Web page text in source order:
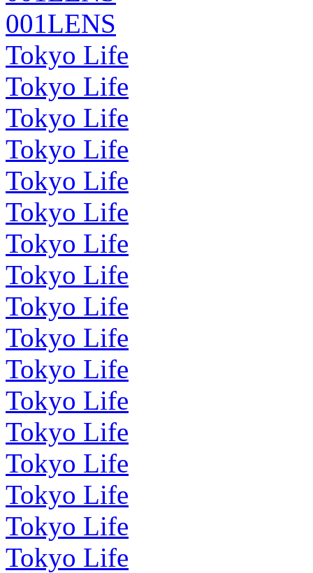
001LENS
Tokyo Life
Tokyo Life
Tokyo Life
Tokyo Life
Tokyo Life
Tokyo Life
Tokyo Life
Tokyo Life
Tokyo Life
Tokyo Life
Tokyo Life
Tokyo Life
Tokyo Life
Tokyo Life
Tokyo Life
Tokyo Life
Tokyo Life